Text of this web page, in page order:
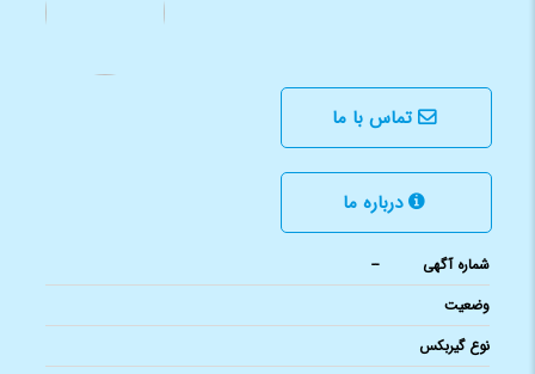
تماس با ما
درباره ما
شماره آگهی
--
وضعیت
نوع گیربکس